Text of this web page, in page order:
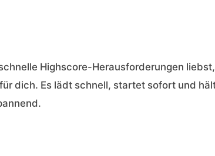
Highscore-Herausforderungen liebst,
dich. Es lädt schnell, startet sofort und